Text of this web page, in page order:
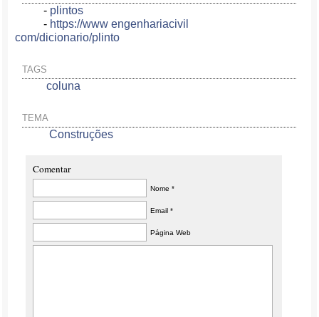
- plintos
- https://www engenhariacivil
com/dicionario/plinto
TAGS
coluna
TEMA
Construções
Comentar
Nome *
Email *
Página Web